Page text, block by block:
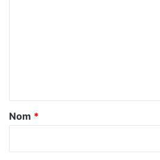
a
r
Nom *